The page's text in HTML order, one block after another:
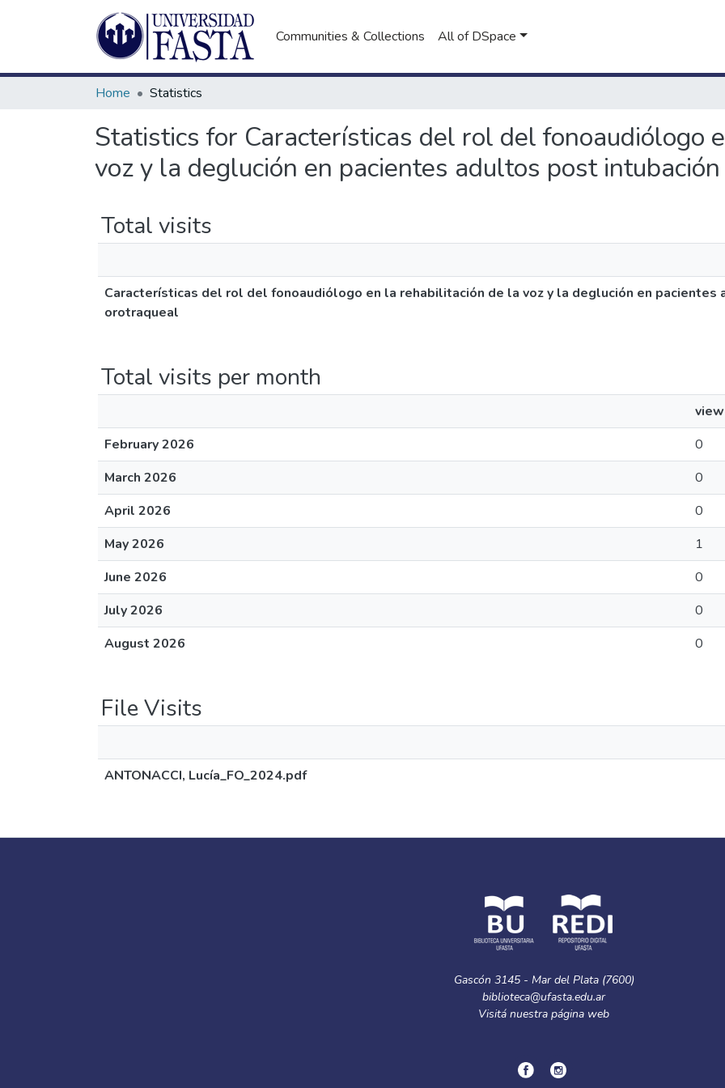
Communities & Collections All of DSpace
Home Statistics
Statistics for Características del rol del fonoaudiólogo
voz y la deglución en pacientes adultos post
Total visits
Características del rol del fonoaudiólogo en la rehabilitación de la voz y la deglución en pacientes
orotraqueal
Total visits per month
February 2026
0
March 2026
0
April 2026
0
May 2026
1
June 2026
0
July 2026
0
August 2026
0
File Visits
ANTONACCI, Lucía_FO_2024.pdf
Gascón 3145 - Mar del Plata (7600)
biblioteca@ufasta.edu.ar
Visitá nuestra página web